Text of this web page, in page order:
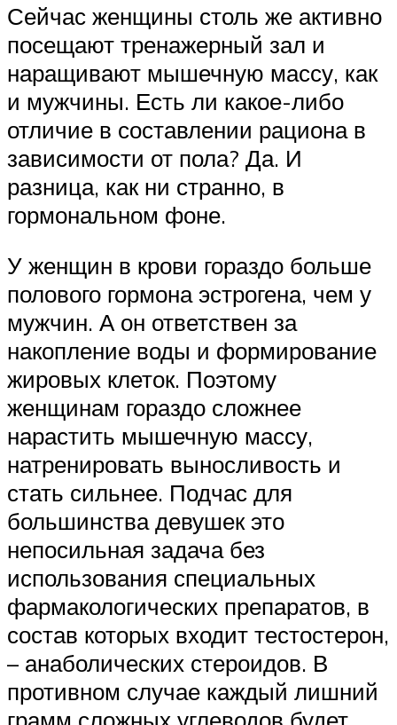
Сейчас женщины столь же активно
посещают тренажерный зал и
наращивают мышечную массу, как
и мужчины. Есть ли какое-либо
отличие в составлении рациона в
зависимости от пола? Да. И
разница, как ни странно, в
гормональном фоне.
У женщин в крови гораздо больше
полового гормона эстрогена, чем у
мужчин. А он ответствен за
накопление воды и формирование
жировых клеток. Поэтому
женщинам гораздо сложнее
нарастить мышечную массу,
натренировать выносливость и
стать сильнее. Подчас для
большинства девушек это
непосильная задача без
использования специальных
фармакологических препаратов, в
состав которых входит тестостерон,
– анаболических стероидов. В
противном случае каждый лишний